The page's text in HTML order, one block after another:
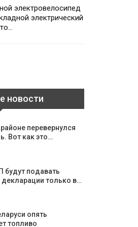
электровелосипед
электрический
новости
перевернулся
Вот как это…
будут подавать
только в…
опять
топливо